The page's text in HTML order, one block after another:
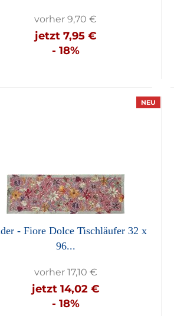
vorher 9,70 €
jetzt 7,95 €
- 18%
NEU
- Fiore Dolce Tischläufer 32 x
96...
vorher 17,10 €
jetzt 14,02 €
- 18%